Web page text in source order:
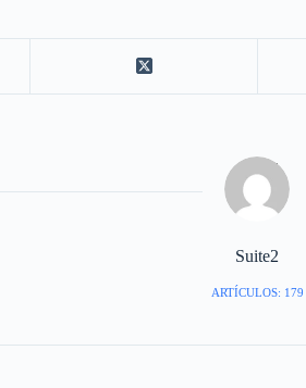
Suite2
ARTÍCULOS: 179